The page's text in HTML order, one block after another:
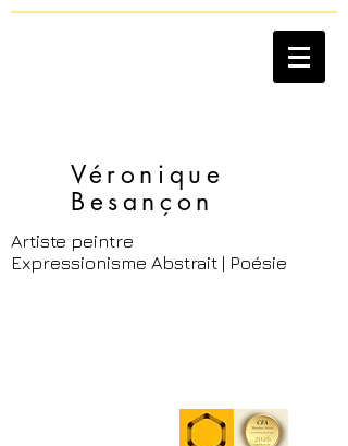
Véronique
Besançon​
Artiste peintre
Expressionisme Abstrait | Poésie